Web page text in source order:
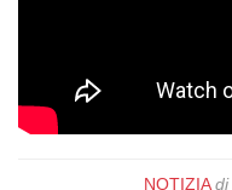
NOTIZIA di